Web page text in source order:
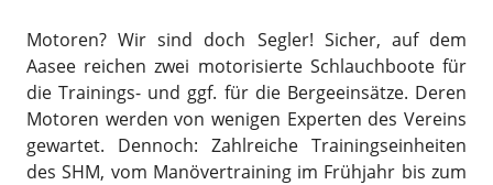
Motoren? Wir sind doch Segler! Sicher, auf dem
Aasee reichen zwei motorisierte Schlauchboote für
die Trainings- und ggf. für die Bergeeinsätze. Deren
Motoren werden von wenigen Experten des Vereins
gewartet. Dennoch: Zahlreiche Trainingseinheiten
des SHM, vom Manövertraining im Frühjahr bis zum